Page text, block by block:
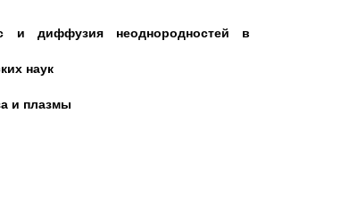
и диффузия неоднородностей в
наук
и плазмы